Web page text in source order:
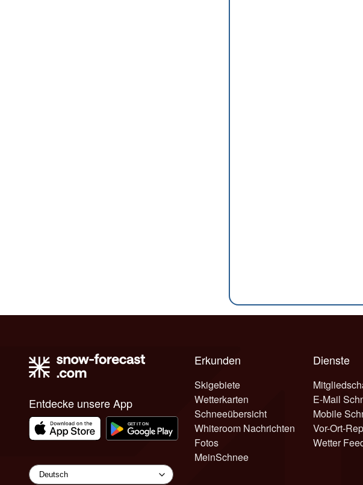
Entdecke unsere App
Erkunden
Skigebiete
Wetterkarten
Schneeübersicht
Whiteroom Nachrichten
Fotos
MeinSchnee
Dienste
E-Mail
Mobile
Vor-Ort-
Wetter